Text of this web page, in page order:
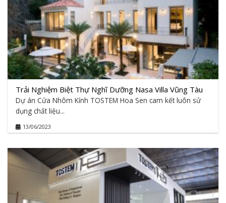
Trải Nghiệm Biệt Thự Nghĩ Dưỡng Nasa Villa Vũng Tàu
Dự án Cửa Nhôm Kính TOSTEM Hoa Sen cam kết luôn sử
dụng chất liệu...
13/06/2023